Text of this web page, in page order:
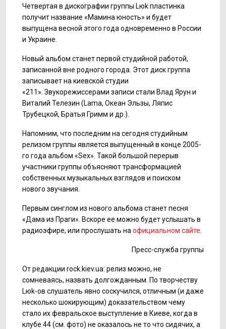
Четвертая в дискографии группы Lюk пластинка
получит название «Мамина юность» и будет
выпущена весной этого года одновременно в России
и Украине.
Новый альбом станет первой студийной работой,
записанной вне родного города. Этот диск группа
записывает на киевской студии
«211». Звукорежиссерами записи стали Влад Ярун и
Виталий Телезин (Lama, Океан Эльзы, Ляпис
Трубецкой, Братья Гримм и др.).
Напомним, что последним на сегодня студийным
релизом группы является выпущенный в конце 2005-
го года альбом «Sex». Такой большой перерыв
участники группы объясняют трансформацией
собственных музыкальных взглядов и поиском
нового звучания.
Первым синглом из нового альбома станет песня
«Дама из Праги». Вскоре ее можно будет услышать в
радиоэфире, или прослушать на официальном сайте
Пресс-служба группы
От редакции rock.kiev.ua: релиз можно, не
сомневаясь, назвать долгожданным. По творчеству
Lюk-ов слушатель явно соскучился, отличным (и даже
несколько шокирующим) доказательством чему
стало их февральское выступление в Киеве, когда в
клубе 44 (см. фото) не оказалось не то что сидячих, а